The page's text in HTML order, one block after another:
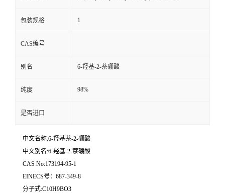
包装规格 1
CAS编号
别名 6-羟基-2-萘硼酸
纯度 98%
是否进口
中文名称:6-羟基萘-2-硼酸
中文别名:6-羟基-2-萘硼酸
CAS No:173194-95-1
EINECS号：687-349-8
分子式:C10H9BO3